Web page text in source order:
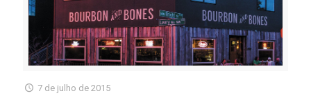
7 de julho de 2015